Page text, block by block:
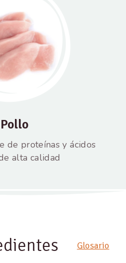
Pollo
de proteínas y ácidos
alta calidad
Glosario